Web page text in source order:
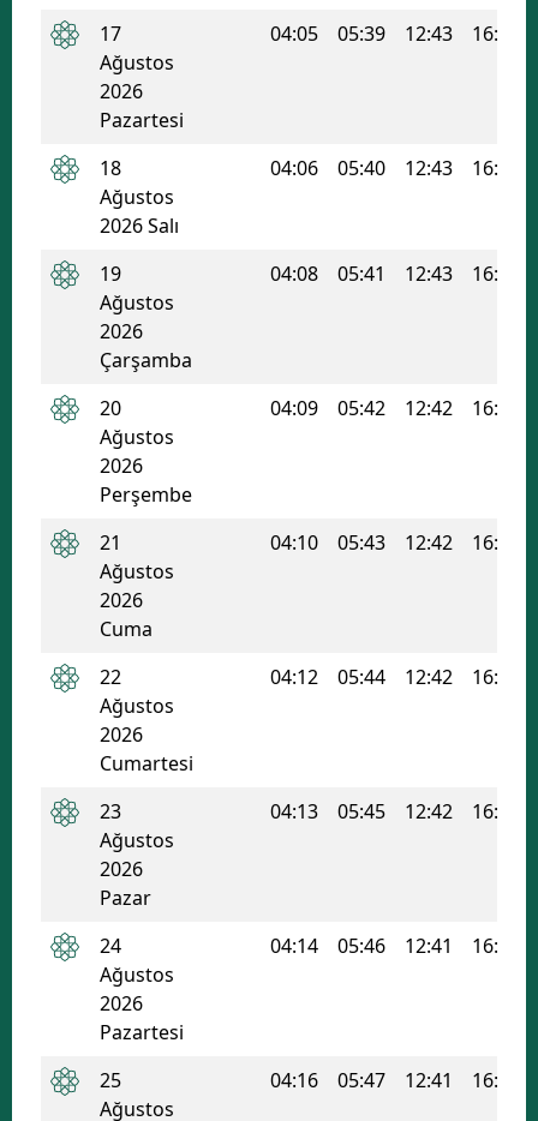
Kütahya
Kahramanmaraş
Muğla
Siirt
Tekirdağ
17
Ağustos
2026
Pazartesi
04:05 05:39 12:43 16:31
18
Ağustos
2026 Salı
04:06 05:40 12:43 16:30
19
Ağustos
2026
Çarşamba
04:08 05:41 12:43 16:29
20
Ağustos
2026
Perşembe
04:09 05:42 12:42 16:29
21
Ağustos
2026
Cuma
04:10 05:43 12:42 16:28
22
Ağustos
2026
Cumartesi
04:12 05:44 12:42 16:27
23
Ağustos
2026
Pazar
04:13 05:45 12:42 16:26
24
Ağustos
2026
Pazartesi
04:14 05:46 12:41 16:26
25
Ağustos
04:16 05:47 12:41 16:25